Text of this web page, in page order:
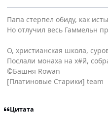
Папа стерпел обиду, как
Но отлучил весь Гаммельн
О, христианская школа,
Послали монаха на х#й,
©Башня Rowan
[Платиновые Старики] team
Цитата